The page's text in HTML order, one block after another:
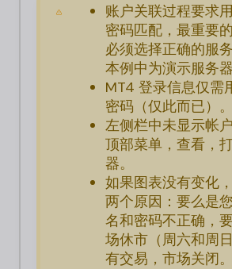
账户关联过程要求
密码匹配，最重要
必须选择正确的服
本例中为演示服务器
MT4 登录信息仅需
密码（仅此而已）。
左侧栏中未显示帐
顶部菜单，查看，
器。
如果图表没有变化
两个原因：要么是
名和密码不正确，
场休市（周六和周
有交易，市场关闭。